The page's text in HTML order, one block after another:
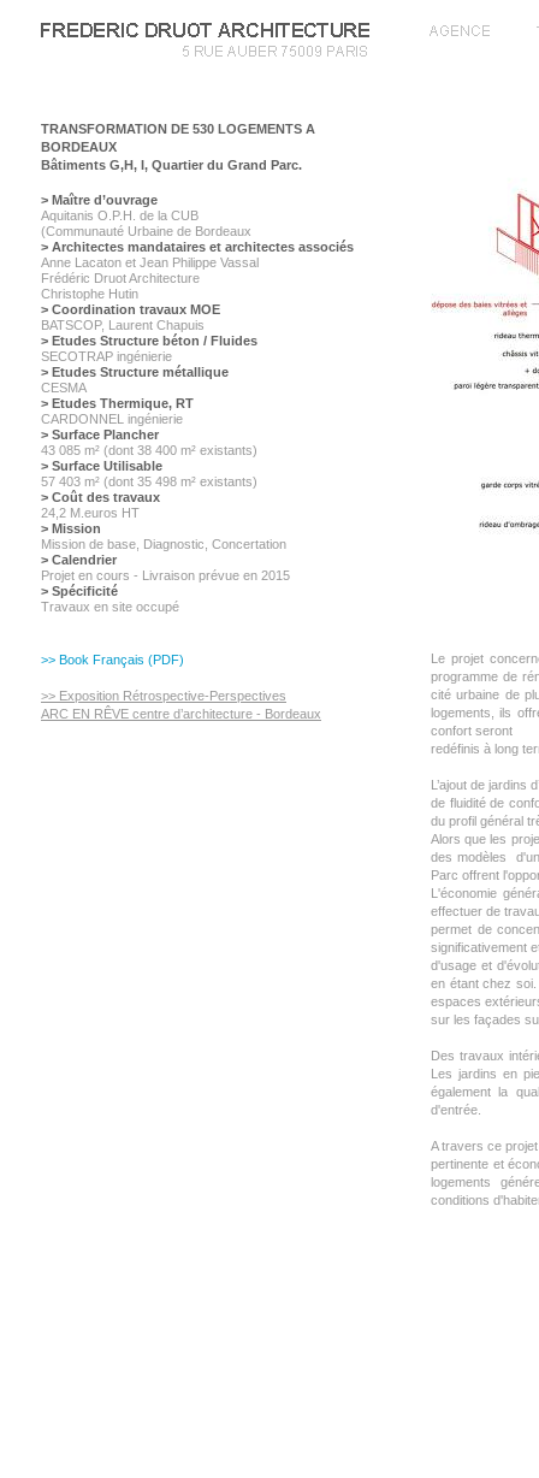
TRANSFORMATION DE 530 LOGEMENTS A
BORDEAUX
Bâtiments G,H, I, Quartier du Grand Parc.
> Maître d’ouvrage
Aquitanis O.P.H. de la CUB
(Communauté Urbaine de Bordeaux
> Architectes mandataires et architectes associés
Anne Lacaton et Jean Philippe Vassal
Frédéric Druot Architecture
Christophe Hutin
> Coordination travaux MOE
BATSCOP, Laurent Chapuis
> Etudes Structure béton / Fluides
SECOTRAP ingénierie
> Etudes Structure métallique
CESMA
> Etudes Thermique, RT
CARDONNEL ingénierie
> Surface Plancher
43 085 m² (dont 38 400 m² existants)
> Surface Utilisable
57 403 m² (dont 35 498 m² existants)
> Coût des travaux
24,2 M.euros HT
> Mission
Mission de base, Diagnostic, Concertation
> Calendrier
Projet en cours - Livraison prévue en 2015
> Spécificité
Travaux en site occupé
Le projet
programme de
cité urbaine de
logements, ils
confort seront
redéfinis à long
L’ajout de jardins
de fluidité de
du profil général
Alors que les
des modèles
Parc offrent
L'économie
effectuer de
permet de
significativement
d'usage et
en étant chez
espaces
sur les façades
Des travaux
Les jardins en
également la
d'entrée.
A travers ce
pertinente et
logements
conditions
>> Book Français (PDF)
>> Exposition Rétrospective-Perspectives
ARC EN RÊVE centre d’architecture - Bordeaux